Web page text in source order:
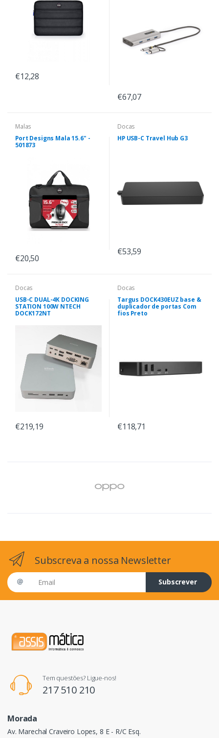
€12,28
€67,07
Malas
Port Designs Mala 15.6" -
501873
€20,50
Docas
HP USB-C Travel Hub G3
€53,59
Docas
USB-C DUAL-4K DOCKING
STATION 100W NTECH
DOCK172NT
€219,19
Docas
Targus DOCK430EUZ base &
duplicador de portas Com
fios Preto
€118,71
Subscreva a nossa Newsletter
Email address
Subscrever
Tem questões? Ligue-nos!
217 510 210
Morada
Av. Marechal Craveiro Lopes, 8 E - R/C Esq.